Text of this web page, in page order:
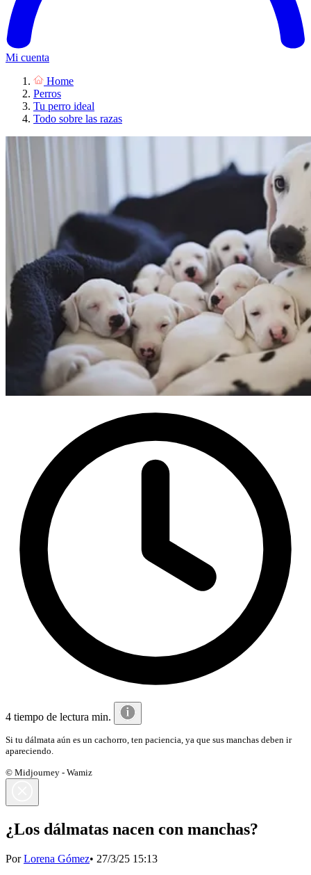
Mi cuenta
Home
Perros
Tu perro ideal
Todo sobre las razas
4 tiempo de lectura min.
Si tu dálmata aún es un cachorro, ten paciencia, ya que sus manchas deben ir
apareciendo.
© Midjourney - Wamiz
¿Los dálmatas nacen con manchas?
PorLorena Gómez• 27/3/25 15:13